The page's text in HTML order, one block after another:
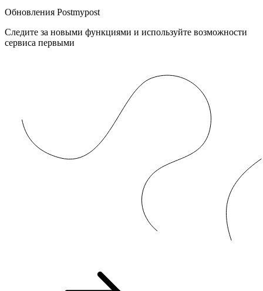
Обновления Postmypost
Следите за новыми функциями и используйте возможности
сервиса первыми